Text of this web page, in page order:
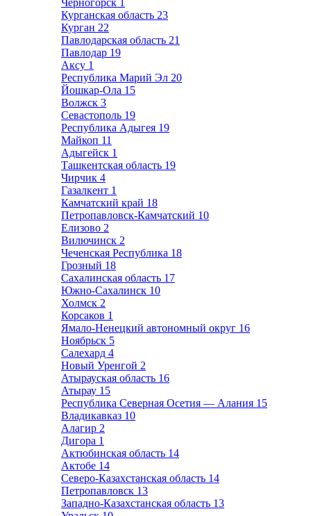
Черногорск 1
Курганская область 23
Курган 22
Павлодарская область 21
Павлодар 19
Аксу 1
Республика Марий Эл 20
Йошкар-Ола 15
Волжск 3
Севастополь 19
Республика Адыгея 19
Майкоп 11
Адыгейск 1
Ташкентская область 19
Чирчик 4
Газалкент 1
Камчатский край 18
Петропавловск-Камчатский 10
Елизово 2
Вилючинск 2
Чеченская Республика 18
Грозный 18
Сахалинская область 17
Южно-Сахалинск 10
Холмск 2
Корсаков 1
Ямало-Ненецкий автономный округ 16
Ноябрьск 5
Салехард 4
Новый Уренгой 2
Атырауская область 16
Атырау 15
Республика Северная Осетия — Алания 15
Владикавказ 10
Алагир 2
Дигора 1
Актюбинская область 14
Актобе 14
Северо-Казахстанская область 14
Петропавловск 13
Западно-Казахстанская область 13